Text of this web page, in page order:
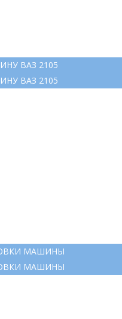
ВАЗ 2105
ВАЗ 2105
МАШИНЫ
МАШИНЫ